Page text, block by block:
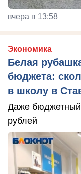
вчера в 13:58
Экономика
Белая
бюджета:
в школу в
Даже бюджетный
рублей